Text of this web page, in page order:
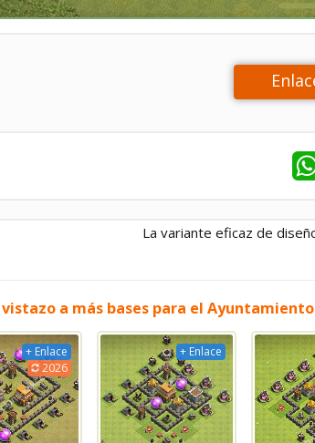
La variante eficaz de
vistazo a más bases para el
+ Enlace
2026
+ Enlace